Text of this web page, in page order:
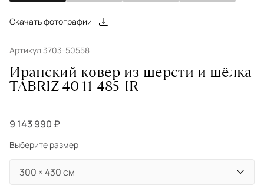
Скачать фотографии
Артикул 3703-50558
Иранский ковер из шерсти и шёлка
TABRIZ 40 11-485-IR
9 143 990 ₽
Выберите размер